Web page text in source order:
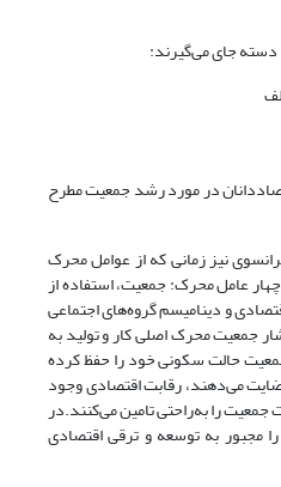
جای می‌گیرند:
در مورد رشد جمعیت مطرح
نیز زمانی که از عوامل محرک
عامل محرک: جمعیت، استفاده از
و دینامیسم گروه‌های اجتماعی
جمعیت محرک اصلی کار و تولید به
حالت سکونی خود را حفظ کرده
می‌دهند، رقابت اقتصادی وجود
را به‌راحتی تامین می‌کنند.در
مجبور به توسعه و ترقی اقتصادی